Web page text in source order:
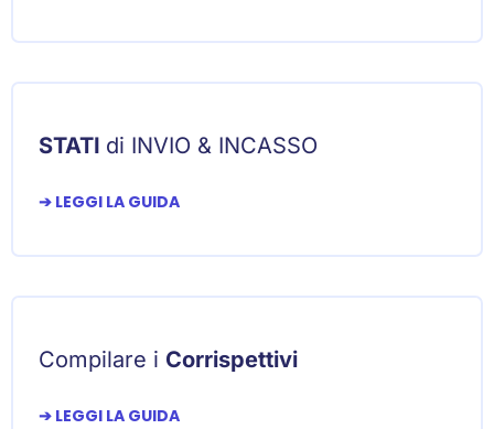
STATI di INVIO & INCASSO
➔ LEGGI LA GUIDA
Compilare i Corrispettivi
➔ LEGGI LA GUIDA